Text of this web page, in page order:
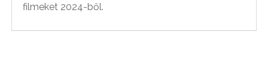
filmeket 2024-ből.